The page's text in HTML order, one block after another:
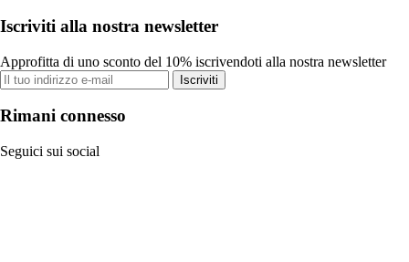
Iscriviti alla nostra newsletter
Approfitta di uno sconto del 10% iscrivendoti alla nostra newsletter
Iscriviti
Rimani connesso
Seguici sui social